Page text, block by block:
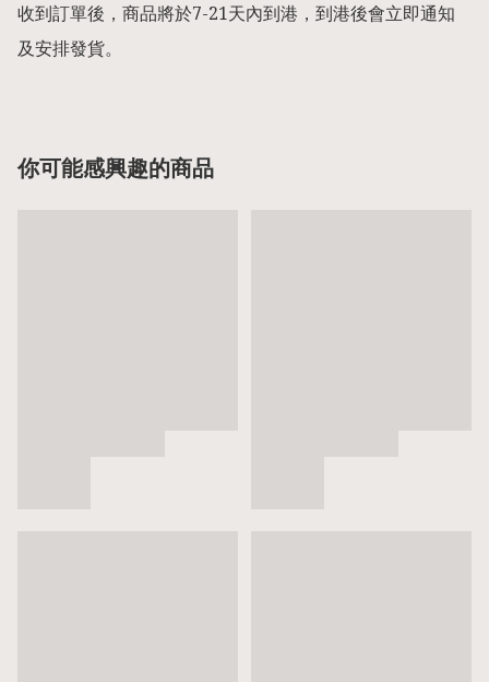
收到訂單後，商品將於7-21天內到港，到港後會立即通知
及安排發貨。
你可能感興趣的商品